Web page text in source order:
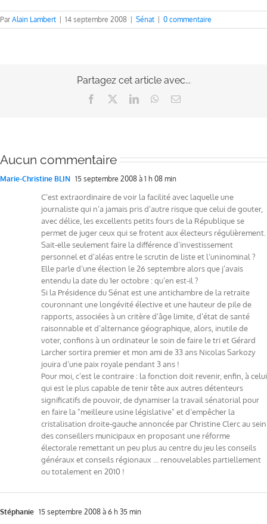
ParAlain Lambert 14 septembre 2008 Sénat 0 commentaire
Partagez cet article avec...
Facebook LinkedInWhatsApp
Email
Aucun commentaire
Marie-Christine BLIN 15 septembre 2008 à 1 h 08 min
C’est extraordinaire de voir la facilité avec laquelle une
journaliste qui n’a jamais pris d’autre risque que celui de gouter,
avec délice, les excellents petits fours de la République se
permet de juger ceux qui se frotent aux électeurs régulièrement.
Sait-elle seulement faire la différence d’investissement
personnel et d’aléas entre le scrutin de liste et l’uninominal ?
Elle parle d’une élection le 26 septembre alors que j’avais
entendu la date du 1er octobre : qu’en est-il ?
Si la Présidence du Sénat est une antichambre de la retraite
couronnant une longévité élective et une hauteur de pile de
rapports, associées à un critère d’âge limite, d’état de santé
raisonnable et d’alternance géographique, alors, inutile de
voter, confions à un ordinateur le soin de faire le tri et Gérard
Larcher sortira premier et mon ami de 33 ans Nicolas Sarkozy
jouira d’une paix royale pendant 3 ans !
Pour moi, c’est le contraire : la fonction doit revenir, enfin, à celui
qui est le plus capable de tenir tête aux autres détenteurs
significatifs de pouvoir, de dynamiser la travail sénatorial pour
en faire la "meilleure usine législative" et d’empêcher la
cristalisation droite-gauche annoncée par Christine Clerc au sein
des conseillers municipaux en proposant une réforme
électorale remettant un peu plus au centre du jeu les conseils
généraux et conseils régionaux … renouvelables partiellement
ou totalement en 2010 !
Stéphanie 15 septembre 2008 à 6 h 35 min